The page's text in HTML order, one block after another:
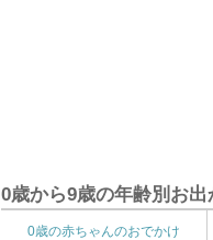
0歳から9歳の年齢別お
0歳の赤ちゃんのおでかけ